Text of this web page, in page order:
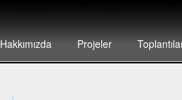
Hakkımızda Projeler